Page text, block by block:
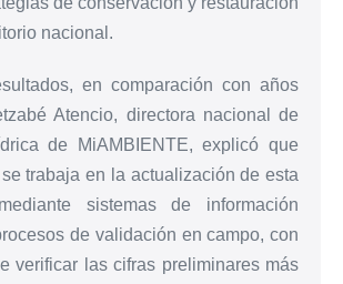
nacional.
en comparación con años
Atencio, directora nacional de
de MiAMBIENTE, explicó que
trabaja en la actualización de esta
sistemas de información
de validación en campo, con
verificar las cifras preliminares más